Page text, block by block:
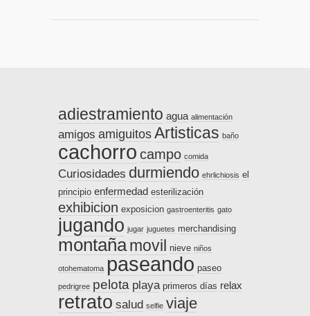
adiestramiento agua alimentación
amigos amiguitos Artisticas baño
cachorro campo comida
Curiosidades durmiendo ehrlichiosis el
principio enfermedad esterilización
exhibicion exposicion gastroenteritis gato
jugando jugar juguetes merchandising
montañamovil nieve niños
otohematoma paseando paseo
pedrigree pelota playa primeros días relax
retrato salud selfie viaje